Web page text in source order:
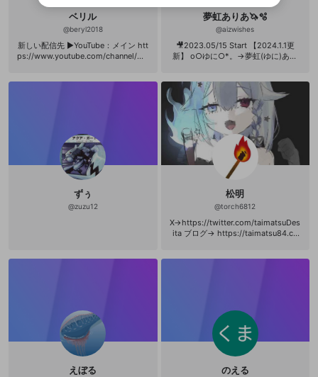
ベリル
@beryl2018
新しい配信先 ▶YouTube：メイン htt
ps://www.youtube.com/channel/UC
夢虹ありあ🦄🫧
@aizwishes
🎥2023.05/15 Start 【2024.1.1更
新】 o○ゆに○*。→夢虹(ゆに)あり
もらえたらうれしいです🦄💖 主にス
プラトゥーン３の配信予定。 自称→
【オフロ使いのひよこ🐣】 スプラ２
からオーバーフロッシャー🛁🫧を使
い始めて約２年半。 最高XP2101.7の
まだまだ弱いオフロ使いですが、Ｘ
マッチやチャレンジで奮闘している
様子を＂見守っていただける方＂募
お願いします🦄🫧 🎥YouTube：http
s://youtube.com/@alia_Uni
ずぅ
@zuzu12
松明
@torch6812
X→https://twitter.com/taimatsuDes
ita ブログ→ https://taimatsu84.co
えぼる のえる
ファンレターを作成
ることができます。
mellow-fanの プライバシーポリシー ・外部
サービスとのID連携に関する同意事項
に同意頂いた上
で、次にお進みください
mellow-fanからのお得な情報をメールで受
mellow-fanの プライバシーポリシー ・外部
サービスとのID連携に関する同意事項
に同意頂いた上
で、次にお進みください
出会いを誘導する行為
ねずみ講やマルチ商法
誤解を招く配信設定
ゲームの録画禁止区域の配信
改造版・海賊版ソフトの配信
政治的・宗教的・人種的な内容
その他の問題
閉じる
します。
外部サービスとのID連携に関する同意事項